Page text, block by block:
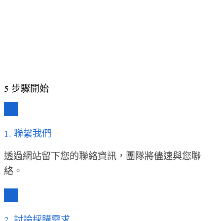
5 步驟開始
1. 聯繫我們
透過網站留下您的聯絡資訊，團隊將儘速與您聯
絡。